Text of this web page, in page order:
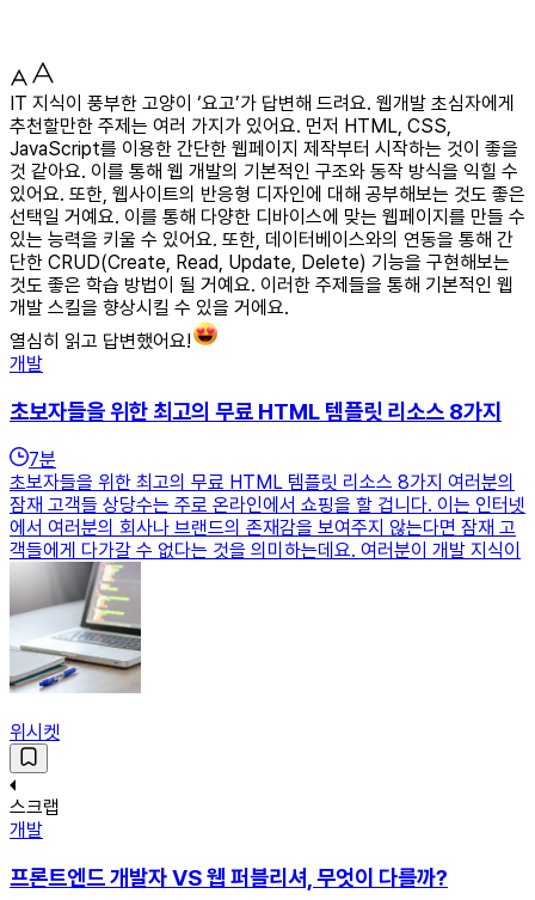
IT 지식이 풍부한 고양이 ‘요고’가 답변해 드려요. 웹개발 초심자에게
추천할만한 주제는 여러 가지가 있어요. 먼저 HTML, CSS,
JavaScript를 이용한 간단한 웹페이지 제작부터 시작하는 것이 좋을
것 같아요. 이를 통해 웹 개발의 기본적인 구조와 동작 방식을 익힐 수
있어요. 또한, 웹사이트의 반응형 디자인에 대해 공부해보는 것도 좋은
선택일 거예요. 이를 통해 다양한 디바이스에 맞는 웹페이지를 만들 수
있는 능력을 키울 수 있어요. 또한, 데이터베이스와의 연동을 통해 간
단한 CRUD(Create, Read, Update, Delete) 기능을 구현해보는
것도 좋은 학습 방법이 될 거예요. 이러한 주제들을 통해 기본적인 웹
개발 스킬을 향상시킬 수 있을 거에요.
열심히 읽고 답변했어요!
개발
초보자들을 위한 최고의 무료 HTML 템플릿 리소스 8가지
7분
초보자들을 위한 최고의 무료 HTML 템플릿 리소스 8가지 여러분의
잠재 고객들 상당수는 주로 온라인에서 쇼핑을 할 겁니다. 이는 인터넷
에서 여러분의 회사나 브랜드의 존재감을 보여주지 않는다면 잠재 고
객들에게 다가갈 수 없다는 것을 의미하는데요. 여러분이 개발 지식이
위시켓
스크랩
개발
프론트엔드 개발자 VS 웹 퍼블리셔, 무엇이 다를까?